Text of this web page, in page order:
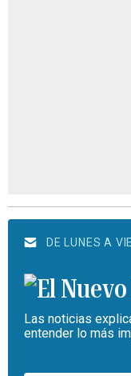
DE LUNES A
Las noticias
entender lo más